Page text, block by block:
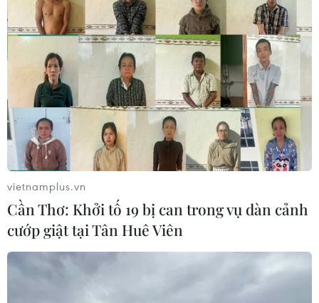
vietnamplus.vn
Cần Thơ: Khởi tố 19 bị can trong vụ dàn cảnh
cướp giật tại Tân Huê Viên